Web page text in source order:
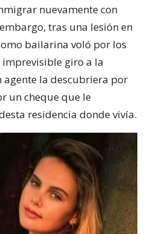
nuevamente con
tras una lesión en
bailarina voló por los
giro a la
la descubriera por
un cheque que le
residencia donde vivía.